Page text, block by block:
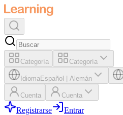
Categoría Categoría
IdiomaEspañol Alemán
Cuenta Cuenta
Registrarse Entrar